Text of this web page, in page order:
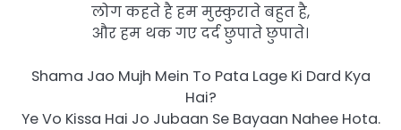
लोग कहते है हम मुस्कुराते बहुत है,
और हम थक गए दर्द छुपाते छुपाते।
Shama Jao Mujh Mein To Pata Lage Ki Dard Kya
Hai?
Ye Vo Kissa Hai Jo Jubaan Se Bayaan Nahee Hota.